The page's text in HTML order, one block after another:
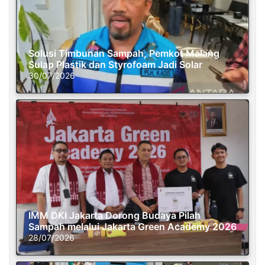
Solusi Timbunan Sampah, Pemkot Malang
Sulap Plastik dan Styrofoam Jadi Solar
30/07/2026
IMM DKI Jakarta Dorong Budaya Pilah
Sampah melalui Jakarta Green Academy 2026
28/07/2026